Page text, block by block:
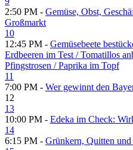
2:50 PM - Gemüse, Obst,
Großmarkt
10
12:45 PM - Gemüsebeete
Erdbeeren im Test /​ Tomatillos
Pfingstrosen /​ Paprika im Topf
11
7:00 PM - Wer gewinnt den
12
13
10:00 PM - Edeka im Check:
14
6:15 PM - Grünkern, Quitten